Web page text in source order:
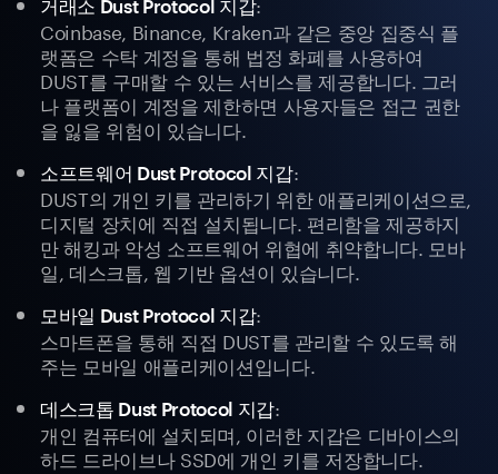
거래소 Dust Protocol 지갑
Coinbase, Binance, Kraken과 같은 중앙 집중식 플
랫폼은 수탁 계정을 통해 법정 화폐를 사용하여
DUST를 구매할 수 있는 서비스를 제공합니다. 그러
나 플랫폼이 계정을 제한하면 사용자들은 접근 권한
을 잃을 위험이 있습니다.
소프트웨어 Dust Protocol 지갑:
DUST의 개인 키를 관리하기 위한 애플리케이션으로,
디지털 장치에 직접 설치됩니다. 편리함을 제공하지
만 해킹과 악성 소프트웨어 위협에 취약합니다. 모바
일, 데스크톱, 웹 기반 옵션이 있습니다.
모바일 Dust Protocol 지갑:
스마트폰을 통해 직접 DUST를 관리할 수 있도록 해
주는 모바일 애플리케이션입니다.
데스크톱 Dust Protocol 지갑:
개인 컴퓨터에 설치되며, 이러한 지갑은 디바이스의
하드 드라이브나 SSD에 개인 키를 저장합니다.